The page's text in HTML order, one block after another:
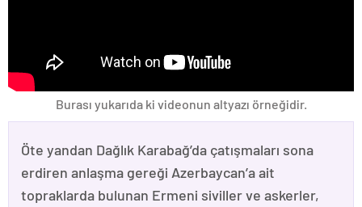
Burası yukarıda ki videonun altyazı örneğidir.
Öte yandan Dağlık Karabağ’da çatışmaları sona
erdiren anlaşma gereği Azerbaycan’a ait
topraklarda bulunan Ermeni siviller ve askerler,